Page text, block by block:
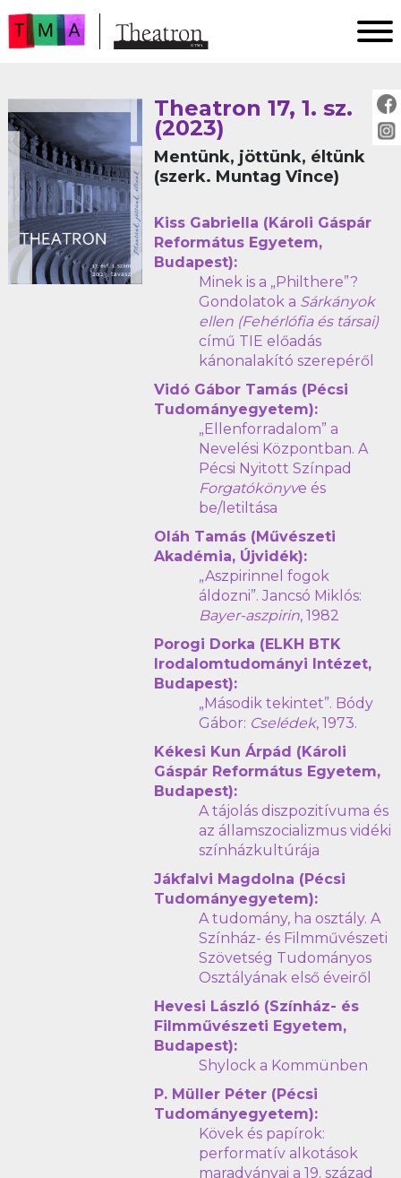
AKTUÁLIS
ARCHÍVUM
IMPRESSZUM
SZERZŐINKNEK
FOR AUTHORS
PEER REVIEW
Theatron 17, 1. sz.
(2023)
Mentünk, jöttünk, éltünk
(szerk. Muntag Vince)
Kiss Gabriella (Károli Gáspár
Református Egyetem,
Budapest):
Minek is a „Philthere”?
Gondolatok a Sárkányok
ellen (Fehérlófia és társai)
című TIE előadás
kánonalakító szerepéről
Vidó Gábor Tamás (Pécsi
Tudományegyetem):
„Ellenforradalom” a
Nevelési Központban. A
Pécsi Nyitott Színpad
Forgatókönyve és
be/letiltása
Oláh Tamás (Művészeti
Akadémia, Újvidék):
„Aszpirinnel fogok
áldozni”. Jancsó Miklós:
Bayer-aszpirin, 1982
Porogi Dorka (ELKH BTK
Irodalomtudományi Intézet,
Budapest):
„Második tekintet”. Bódy
Gábor: Cselédek, 1973.
Kékesi Kun Árpád (Károli
Gáspár Református Egyetem,
Budapest):
A tájolás diszpozitívuma és
az államszocializmus vidéki
színházkultúrája
Jákfalvi Magdolna (Pécsi
Tudományegyetem):
A tudomány, ha osztály. A
Színház- és Filmművészeti
Szövetség Tudományos
Osztályának első éveiről
Hevesi László (Színház- és
Filmművészeti Egyetem,
Budapest):
Shylock a Kommünben
P. Müller Péter (Pécsi
Tudományegyetem):
Kövek és papírok:
performatív alkotások
maradványai a 19. század